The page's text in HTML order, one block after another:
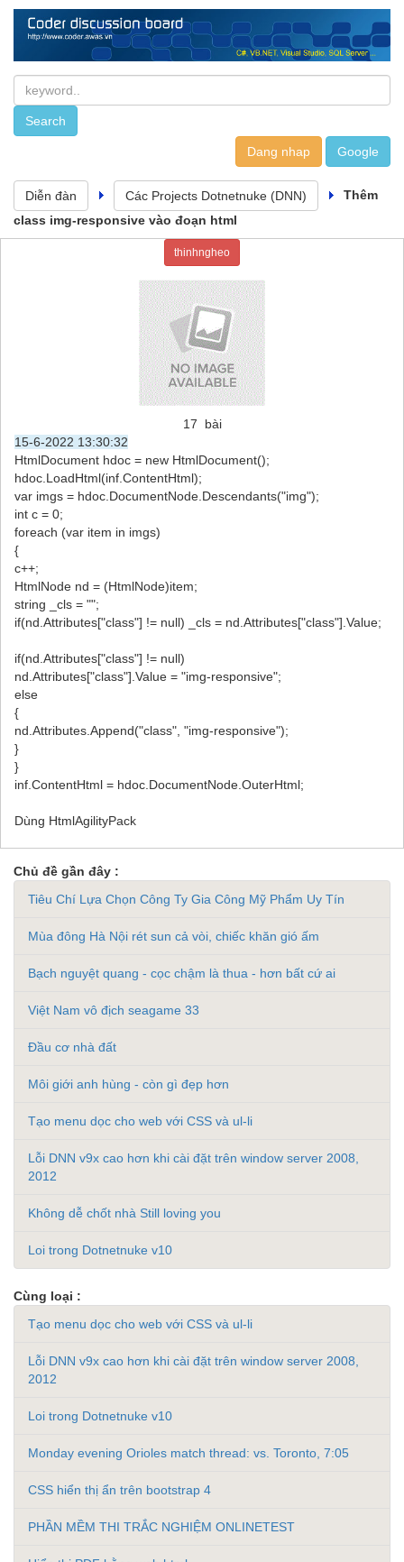
Dang nhap
Diễn đàn Các Projects Dotnetnuke (DNN)
Thêm
class img-responsive vào đoạn html
thinhngheo
17 bài
15-6-2022 13:30:32
HtmlDocument hdoc = new HtmlDocument();
hdoc.LoadHtml(inf.ContentHtml);
var imgs = hdoc.DocumentNode.Descendants("img");
int c = 0;
foreach (var item in imgs)
{
c++;
HtmlNode nd = (HtmlNode)item;
string _cls = "";
if(nd.Attributes["class"] != null) _cls = nd.Attributes["class"].Value;
if(nd.Attributes["class"] != null)
nd.Attributes["class"].Value = "img-responsive";
else
{
nd.Attributes.Append("class", "img-responsive");
}
}
inf.ContentHtml = hdoc.DocumentNode.OuterHtml;
Dùng HtmlAgilityPack
Chủ đề gần đây :
Tiêu Chí Lựa Chọn Công Ty Gia Công Mỹ Phẩm Uy Tín
Mùa đông Hà Nội rét sun cả vòi, chiếc khăn gió ấm
Bạch nguyệt quang - cọc chậm là thua - hơn bất cứ ai
Việt Nam vô địch seagame 33
Đầu cơ nhà đất
Môi giới anh hùng - còn gì đẹp hơn
Tạo menu dọc cho web với CSS và ul-li
Lỗi DNN v9x cao hơn khi cài đặt trên window server 2008,
2012
Không dễ chốt nhà Still loving you
Loi trong Dotnetnuke v10
Cùng loại :
Tạo menu dọc cho web với CSS và ul-li
Lỗi DNN v9x cao hơn khi cài đặt trên window server 2008,
2012
Loi trong Dotnetnuke v10
Monday evening Orioles match thread: vs. Toronto, 7:05
CSS hiển thị ẩn trên bootstrap 4
PHẦN MỀM THI TRẮC NGHIỆM ONLINETEST